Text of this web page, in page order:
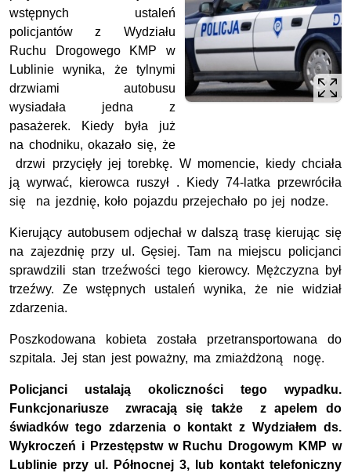
wstępnych ustaleń
policjantów z Wydziału
Ruchu Drogowego KMP w
Lublinie wynika, że tylnymi
drzwiami autobusu
wysiadała jedna z
pasażerek. Kiedy była już
na chodniku, okazało się, że
drzwi przycięły jej torebkę. W momencie, kiedy chciała
ją wyrwać, kierowca ruszył . Kiedy 74-latka przewróciła
się na jezdnię, koło pojazdu przejechało po jej nodze.
Kierujący autobusem odjechał w dalszą trasę kierując się
na zajezdnię przy ul. Gęsiej. Tam na miejscu policjanci
sprawdzili stan trzeźwości tego kierowcy. Mężczyzna był
trzeźwy. Ze wstępnych ustaleń wynika, że nie widział
zdarzenia.
Poszkodowana kobieta została przetransportowana do
szpitala. Jej stan jest poważny, ma zmiażdżoną nogę.
Policjanci ustalają okoliczności tego wypadku.
Funkcjonariusze zwracają się także
z apelem do
świadków tego zdarzenia o kontakt z Wydziałem ds.
Wykroczeń i Przestępstw w Ruchu Drogowym KMP w
Lublinie przy ul. Północnej 3, lub kontakt telefoniczny